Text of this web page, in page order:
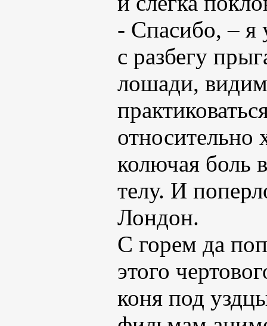
- Спасибо, – я
с разбегу
лошади,
относительно
колючая боль
телу. И
Лондон.
С горем да
этого
коня под